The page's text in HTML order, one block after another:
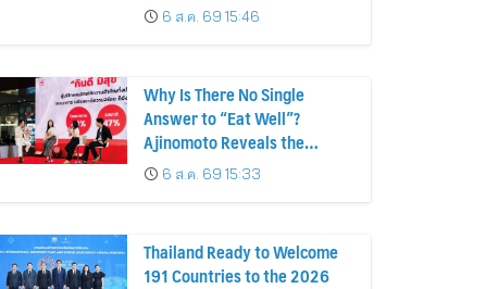
6 ส.ค. 69 15:46
Why Is There No Single
Answer to “Eat Well”?
Ajinomoto Reveals the
Consumer Insights Behind
Product Innovation for Every
6 ส.ค. 69 15:33
Thailand Ready to Welcome
191 Countries to the 2026